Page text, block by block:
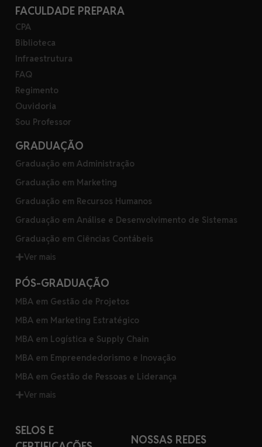
FACULDADE PREPARA
CPA
Biblioteca
Infraestrutura
FAQ
Regimento
Ouvidoria
Sou Professor
GRADUAÇÃO
Graduação em Administração
Graduação em Marketing
Graduação em Recursos Humanos
Graduação em Análise e Desenvolvimento de Sistemas
Graduação em Ciências Contábeis
Ver mais
PÓS-GRADUAÇÃO
MBA em Gestão de Projetos
MBA em Marketing Estratégico
MBA em Logística e Supply Chain
MBA em Empreendedorismo e Inovação
MBA em Gestão de Pessoas e Liderança
Ver mais
SELOS E
NOSSAS REDES